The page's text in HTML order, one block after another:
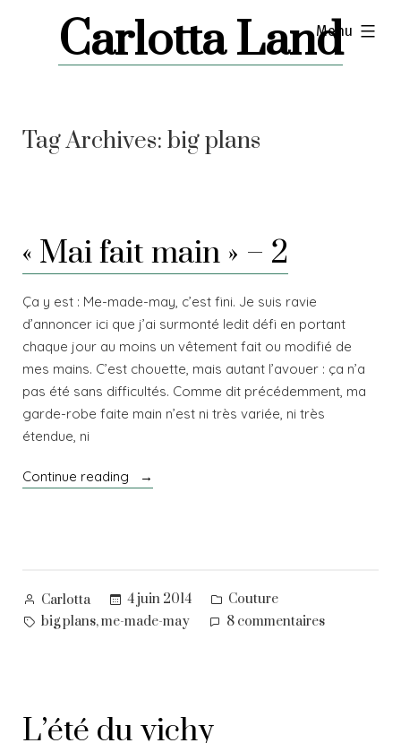
Carlotta Land
Menu
expanded
Tag Archives: big plans
« Mai fait main » – 2
Ça y est : Me-made-may, c’est fini. Je suis ravie
d’annoncer ici que j’ai surmonté ledit défi en portant
chaque jour au moins un vêtement fait ou modifié de
mes mains. C’est chouette, mais autant l’avouer : ça n’a
pas été sans difficultés. Comme dit précédemment, ma
garde-robe faite main n’est ni très variée, ni très
étendue, ni
Continue reading
« « Mai
Posted
by
Carlotta 4 juin 2014
Posted
in
Couture
Tags:
big plans,me-made-may 8 commentairessur
L’été du vichy